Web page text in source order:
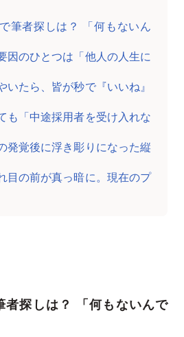
筆者探しは？ 「何もないん
因のひとつは「他人の人生に
いたら、皆が秒で『いいね』
も「中途採用者を受け入れな
発覚後に浮き彫りになった縦
目の前が真っ暗に。現在のプ
者探しは？ 「何もないんで